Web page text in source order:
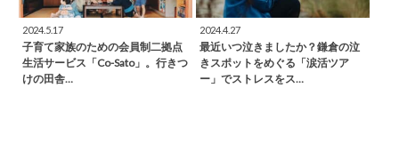
2024.5.17
子育て家族のための会員制二拠点
生活サービス「Co-Sato」。行きつ
けの田舎…
2024.4.27
最近いつ泣きましたか？鎌倉の泣
きスポットをめぐる「涙活ツア
ー」でストレスをス…